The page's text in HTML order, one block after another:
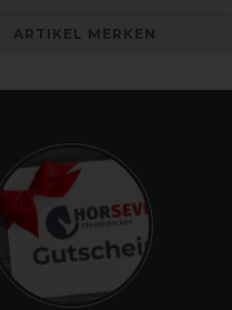
ARTIKEL MERKEN